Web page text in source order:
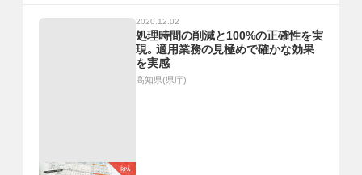
2020.12.02
処理時間の削減と100%の正確性を実
現。適用業務の見極めで確かな効果
を実感
高知県(県庁)